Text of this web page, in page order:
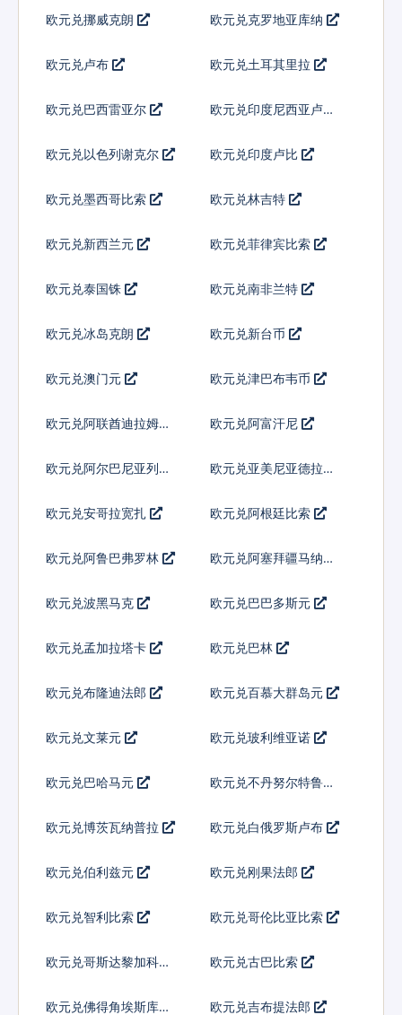
欧元兑挪威克朗 欧元兑克罗地亚库纳
欧元兑卢布 欧元兑土耳其里拉
欧元兑巴西雷亚尔 欧元兑印度尼西亚卢比
欧元兑以色列谢克尔 欧元兑印度卢比
欧元兑墨西哥比索 欧元兑林吉特
欧元兑新西兰元 欧元兑菲律宾比索
欧元兑泰国铢 欧元兑南非兰特
欧元兑冰岛克朗 欧元兑新台币
欧元兑澳门元 欧元兑津巴布韦币
欧元兑阿联酋迪拉姆流
欧元兑阿富汗尼
欧元兑阿尔巴尼亚列克 欧元兑亚美尼亚德拉姆
欧元兑安哥拉宽扎 欧元兑阿根廷比索
欧元兑阿鲁巴弗罗林 欧元兑阿塞拜疆马纳特
欧元兑波黑马克 欧元兑巴巴多斯元
欧元兑孟加拉塔卡 欧元兑巴林
欧元兑布隆迪法郎 欧元兑百慕大群岛元
欧元兑文莱元 欧元兑玻利维亚诺
欧元兑巴哈马元 欧元兑不丹努尔特鲁姆
欧元兑博茨瓦纳普拉 欧元兑白俄罗斯卢布
欧元兑伯利兹元 欧元兑刚果法郎
欧元兑智利比索 欧元兑哥伦比亚比索
欧元兑哥斯达黎加科朗 欧元兑古巴比索
欧元兑佛得角埃斯库多 欧元兑吉布提法郎